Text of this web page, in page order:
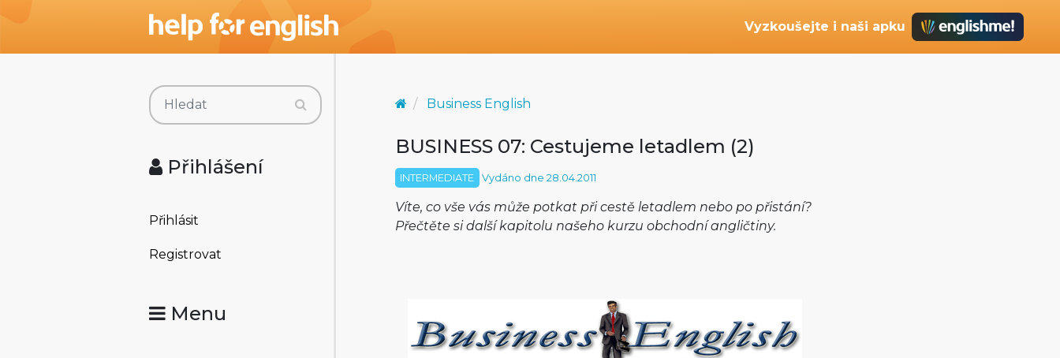
Vyzkoušejte i naši apku
Přihlášení
Přihlásit
Registrovat
Menu
Business English
BUSINESS 07: Cestujeme letadlem (2)
INTERMEDIATE Vydáno dne 28.04.2011
Víte, co vše vás může potkat při cestě letadlem nebo po přistání?
Přečtěte si další kapitolu našeho kurzu obchodní angličtiny.